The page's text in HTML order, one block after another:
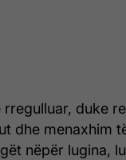
duke
dhe menaxhim
nëpër lugina,